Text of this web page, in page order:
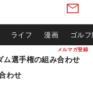
メルマガ登録
ライフ 漫画 ゴル
選手権の組み合わせ
わせ